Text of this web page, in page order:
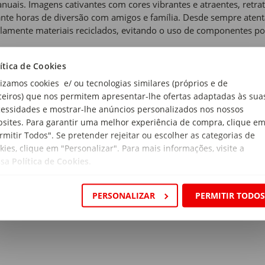
de Cookies
cookies e/ ou tecnologias similares (próprios e de
que nos permitem apresentar-lhe ofertas adaptadas às
e mostrar-lhe anúncios personalizados nos nossos
Para garantir uma melhor experiência de compra, clique em
Todos". Se pretender rejeitar ou escolher as categorias de
clique em "Personalizar". Para mais informações, visite a
Política de Cookies
PERSONALIZAR PERMITIR TODOS
Imagens cativantes com cores vibrantes e atraentes,
horas de diversão com amigos e família. Desde sempre
materiais reciclados, evitando o uso de componentes
Infantis
x Profundidade x Altura: 19,2 x 3,5 x 28,7cm.